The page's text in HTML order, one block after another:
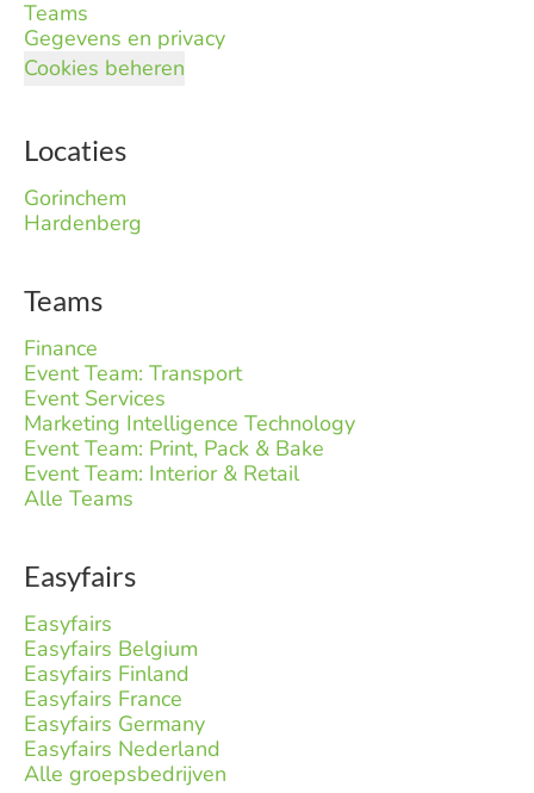
Teams
Gegevens en privacy
Cookies beheren
Locaties
Gorinchem
Hardenberg
Teams
Finance
Event Team: Transport
Event Services
Marketing Intelligence Technology
Event Team: Print, Pack & Bake
Event Team: Interior & Retail
Alle Teams
Easyfairs
Easyfairs
Easyfairs Belgium
Easyfairs Finland
Easyfairs France
Easyfairs Germany
Easyfairs Nederland
Alle groepsbedrijven